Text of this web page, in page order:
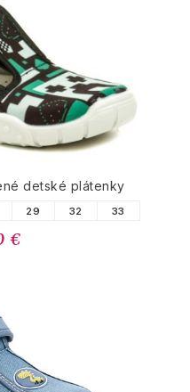
detské plátenky
29 32 33
€